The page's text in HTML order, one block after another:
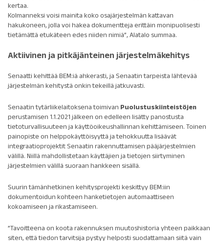
kertaa.
Kolmanneksi voisi mainita koko osajärjestelmän kattavan
hakukoneen, jolla voi hakea dokumentteja erittäin monipuolisesti
tietämättä etukäteen edes niiden nimiä”, Alatalo summaa.
Aktiivinen ja pitkäjänteinen järjestelmäkehitys
Senaatti kehittää BEM:iä ahkerasti, ja Senaatin tarpeista lähtevää
järjestelmän kehitystä onkin tekeillä jatkuvasti.
Senaatin tytärliikelaitoksena toimivan Puolustuskiinteistöjen
perustamisen 1.1.2021 jälkeen on edelleen lisätty panostusta
tietoturvallisuuteen ja käyttöoikeushallinnan kehittämiseen. Toinen
painopiste on helppokäyttöisyyttä ja tehokkuutta lisäävät
integraatioprojektit Senaatin rakennuttamisen pääjärjestelmien
välillä. Niillä mahdollistetaan käyttäjien ja tietojen siirtyminen
järjestelmien välillä suoraan hankkeen sisällä.
Suurin tämänhetkinen kehitysprojekti keskittyy BEM:iin
dokumentoidun kohteen hanketietojen automaattiseen
kokoamiseen ja rikastamiseen.
”Tavoitteena on koota rakennuksen muutoshistoria yhteen paikkaan
siten, että tiedon tarvitsija pystyy helposti suodattamaan siitä vain